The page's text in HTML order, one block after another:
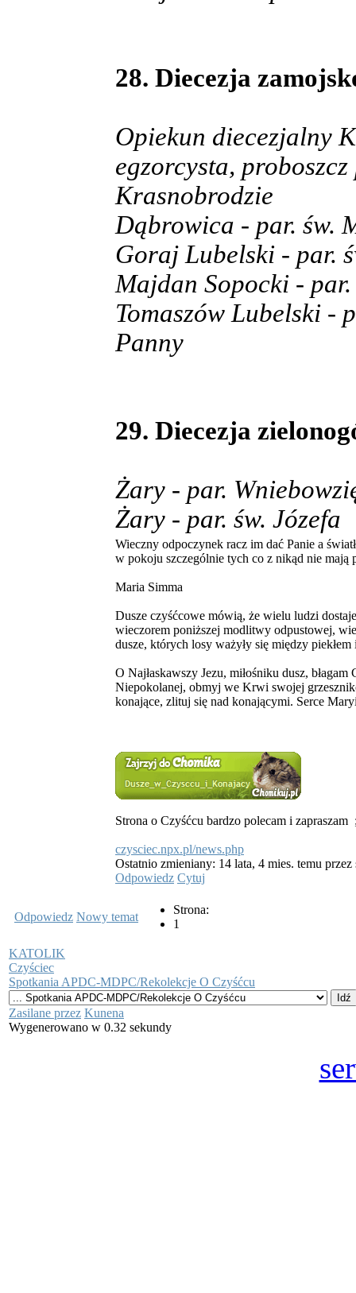
28. Diecezja
Opiekun diecezjalny
egzorcysta,
Krasnobrodzie
Dąbrowica - par. św.
Goraj Lubelski - par.
Majdan Sopocki - par.
Tomaszów Lubelski -
Panny
29. Diecezja
Żary - par.
Żary - par. św. Józefa
Wieczny odpoczynek racz im dać Panie a
w pokoju szczególnie tych co z nikąd nie mają
Maria Simma
Dusze czyśćcowe mówią, że wielu ludzi
wieczorem poniższej modlitwy odpustowej,
dusze, których losy ważyły się między piekłem
O Najłaskawszy Jezu, miłośniku dusz,
Niepokolanej, obmyj we Krwi swojej
konające, zlituj się nad konającymi. Serce
Strona o Czyśćcu bardzo polecam i zapraszam
czysciec.npx.pl/news.php
Ostatnio zmieniany: 14 lata, 4 mies. temu
Odpowiedz Cytuj
Odpowiedz Nowy temat
Strona:
1
KATOLIK
Czyściec
Spotkania APDC-MDPC/Rekolekcje O Czyśćcu
Zasilane przez Kunena
Wygenerowano w 0.32 sekundy